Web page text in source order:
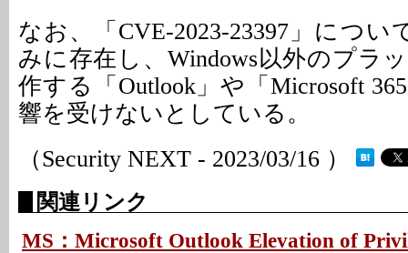
なお、「CVE-2023-23397」につい
みに存在し、Windows以外のプラ
作する「Outlook」や「Microsoft
響を受けないとしている。
（Security NEXT - 2023/03/16 ）
関連リンク
MS：Microsoft Outlook Elevation of